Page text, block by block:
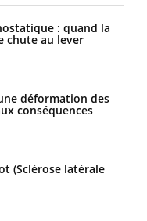
: quand la
chute au lever
déformation des
conséquences
(Sclérose latérale